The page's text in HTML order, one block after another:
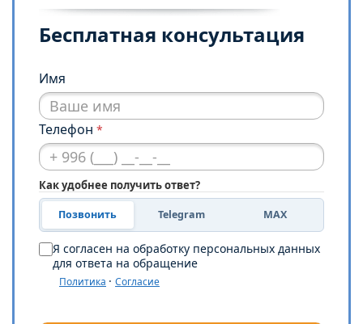
Бесплатная консультация
Имя
Телефон *
Как удобнее получить ответ?
Позвонить Telegram MAX
Я согласен на обработку персональных данных
для ответа на обращение
Политика · Согласие